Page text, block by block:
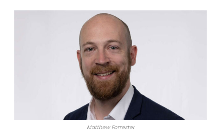
Matthew Forrester